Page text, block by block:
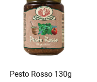
Pesto Rosso 130g
prodotto
varianti.
possono